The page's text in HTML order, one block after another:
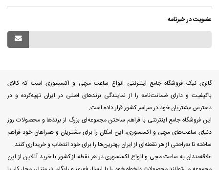
عضویت در خبرنامه
گالری نیک فروشگاه جامع اینترنتی انواع ساعت مچی و اکسسوری است که کالای
باکیفیت و دارای ضمانت‌نامه را از نمایندگی برندهای اصلی در ایران تهیه‌کرده و در
دسترس مشتریان خود در سراسر کشور قرار داده است.
این فروشگاه جامع اینترنتی با فراهم ساختن مجموعه‌ای بزرگ از برندها و محصولات روز
دنیای ساعت‌های مچی و اکسسوری، این امکان را برای مشتریان و همراهان خود فراهم
ساخته تا به‌راحتی از هر نقطه‌ای از ایران بهترین‌ها را برای خود انتخاب و خریداری کنند.
علاقه‌مندان به ساعت مچی و انواع اکسسوری در هر نقطه از کشور با خرید آنلاین از این